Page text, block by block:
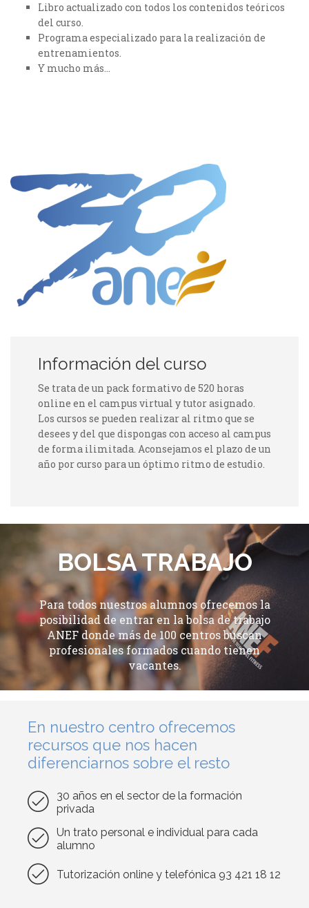
Libro actualizado con todos los contenidos teóricos
del curso.
Programa especializado para la realización de
entrenamientos.
Y mucho más…
Información del curso
Se trata de un pack formativo de 520 horas
online en el campus virtual y tutor asignado.
Los cursos se pueden realizar al ritmo que se
desees y del que dispongas con acceso al campus
de forma ilimitada. Aconsejamos el plazo de un
año por curso para un óptimo ritmo de estudio.
BOLSA TRABAJO
Para todos nuestros alumnos ofrecemos la
posibilidad de entrar en la bolsa de trabajo
ANEF donde más de 100 centros buscan
profesionales formados cuando tienen
vacantes.
En nuestro centro ofrecemos
recursos que nos hacen
diferenciarnos sobre el resto
30 años en el sector de la formación
privada
Un trato personal e individual para cada
alumno
Tutorización online y telefónica 93 421 18 12